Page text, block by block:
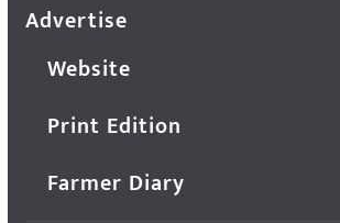
Advertise
Website
Print Edition
Farmer Diary